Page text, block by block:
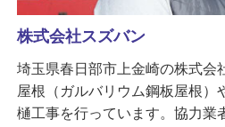
株式会社スズバン
埼玉県春日部市上金崎の株式会
屋根（ガルバリウム鋼板屋根）
樋工事を行っています。協力業